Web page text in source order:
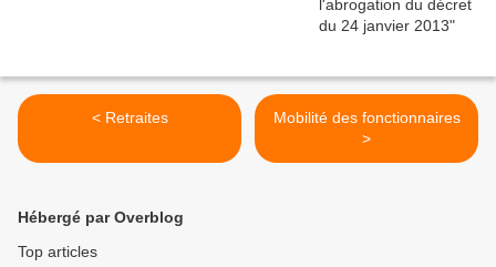
< Retraites
Mobilité des fonctionnaires
>
Hébergé par Overblog
Top articles